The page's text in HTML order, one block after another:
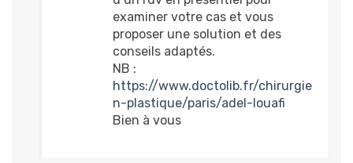
examiner votre cas et vous
proposer une solution et des
conseils adaptés.
NB :
https://www.doctolib.fr/chirurgie
n-plastique/paris/adel-louafi
Bien à vous